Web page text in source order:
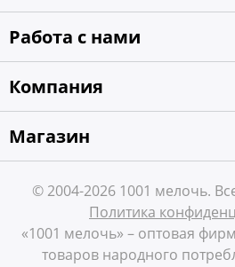
Работа с нами
Компания
Магазин
© 2004-2026 1001 мелочь.
Политика
«1001 мелочь» – оптовая
товаров народного